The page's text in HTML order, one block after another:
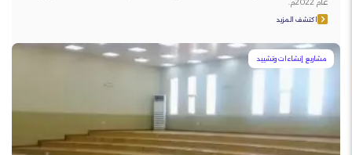
عام 2022م.
اكتشف المزيد
مشاريع إنشاءات وتشييد